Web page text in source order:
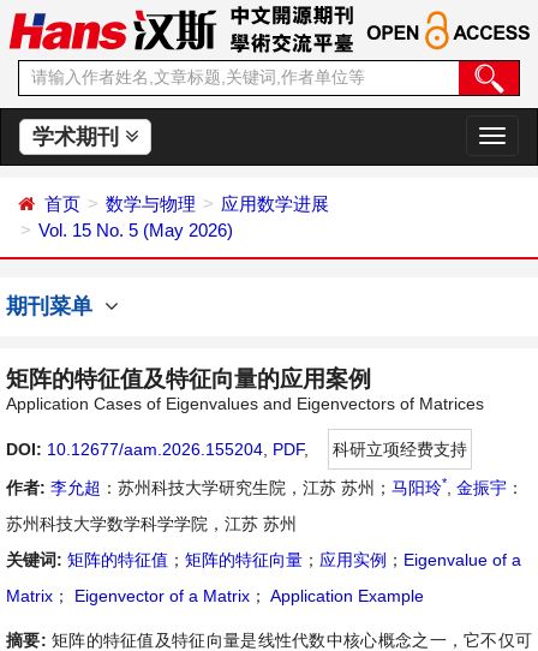
学术期刊
切
换
首页 数学与物理
应用数学进展
Vol. 15 No. 5 (May 2026)
期刊菜单
矩阵的特征值及特征向量的应用案例
Application Cases of Eigenvalues and Eigenvectors of Matrices
DOI: 10.12677/aam.2026.155204 PDF,
科研立项经费支持
作者: 李允超 ：苏州科技大学研究生院，江苏 苏州； 马阳玲* 金振宇 ：
苏州科技大学数学科学学院，江苏 苏州
关键词: 矩阵的特征值 ； 矩阵的特征向量 ； 应用实例 ； Eigenvalue of a
Matrix ； Eigenvector of a Matrix ； Application Example
摘要: 矩阵的特征值及特征向量是线性代数中核心概念之一，它不仅可